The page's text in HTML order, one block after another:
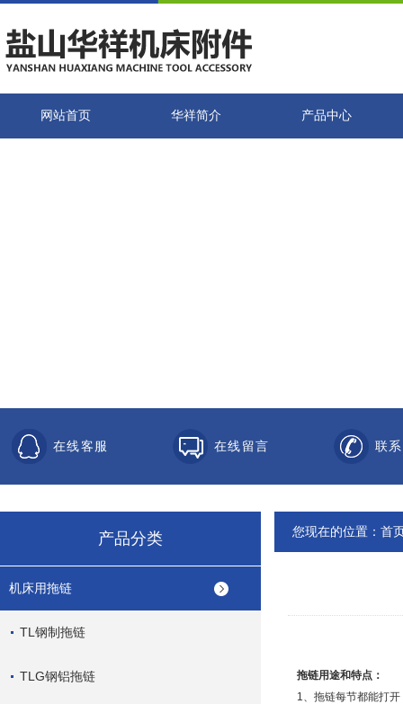
网站首页 华祥简介 产品中心
在线客服 在线留言 联
产品分类
机床用拖链
TL钢制拖链
TLG钢铝拖链
您现在的位置： 首
拖链用途和特点：
1、拖链每节都能打